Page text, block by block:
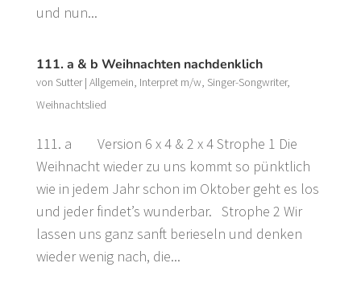
und nun...
111. a & b Weihnachten nachdenklich
von Sutter| Allgemein, Interpret m/w, Singer-Songwriter,
Weihnachtslied
111. a Version 6 x 4 & 2 x 4 Strophe 1 Die
Weihnacht wieder zu uns kommt so pünktlich
wie in jedem Jahr schon im Oktober geht es los
und jeder findet’s wunderbar. Strophe 2 Wir
lassen uns ganz sanft berieseln und denken
wieder wenig nach, die...